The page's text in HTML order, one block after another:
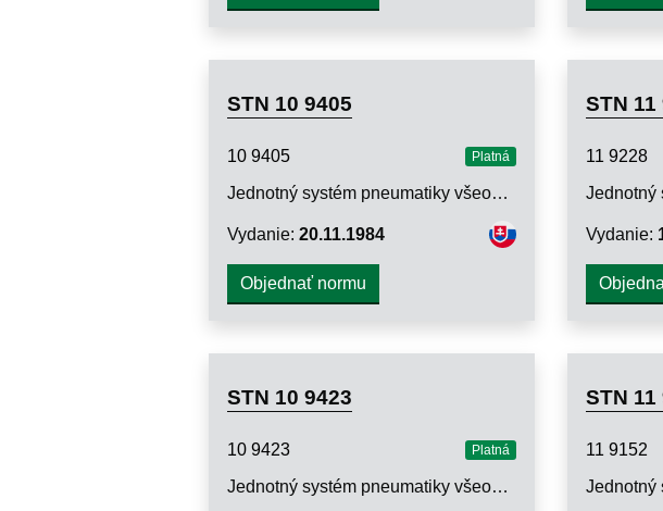
STN 10 9405
10 9405 Platná
Jednotný systém pneumatiky všeobecného strojárstva. Škrtiace ventily a škrtiace ventily s jednosmerným ventilom. Metódy skúšok
Vydanie: 20.11.1984
Objednať normu
STN 11
11 9228
Vydanie:
STN 10 9423
10 9423 Platná
Jednotný systém pneumatiky všeobecného strojárstva. Redukčné ventily. Metódy skúšok
STN
11 9152